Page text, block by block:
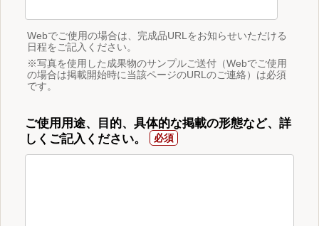
Webでご使用の場合は、完成品URLをお知らせいただける
日程をご記入ください。
※写真を使用した成果物のサンプルご送付（Webでご使用
の場合は掲載開始時に当該ページのURLのご連絡）は必須
です。
ご使用用途、目的、具体的な掲載の形態など、詳
しくご記入ください。